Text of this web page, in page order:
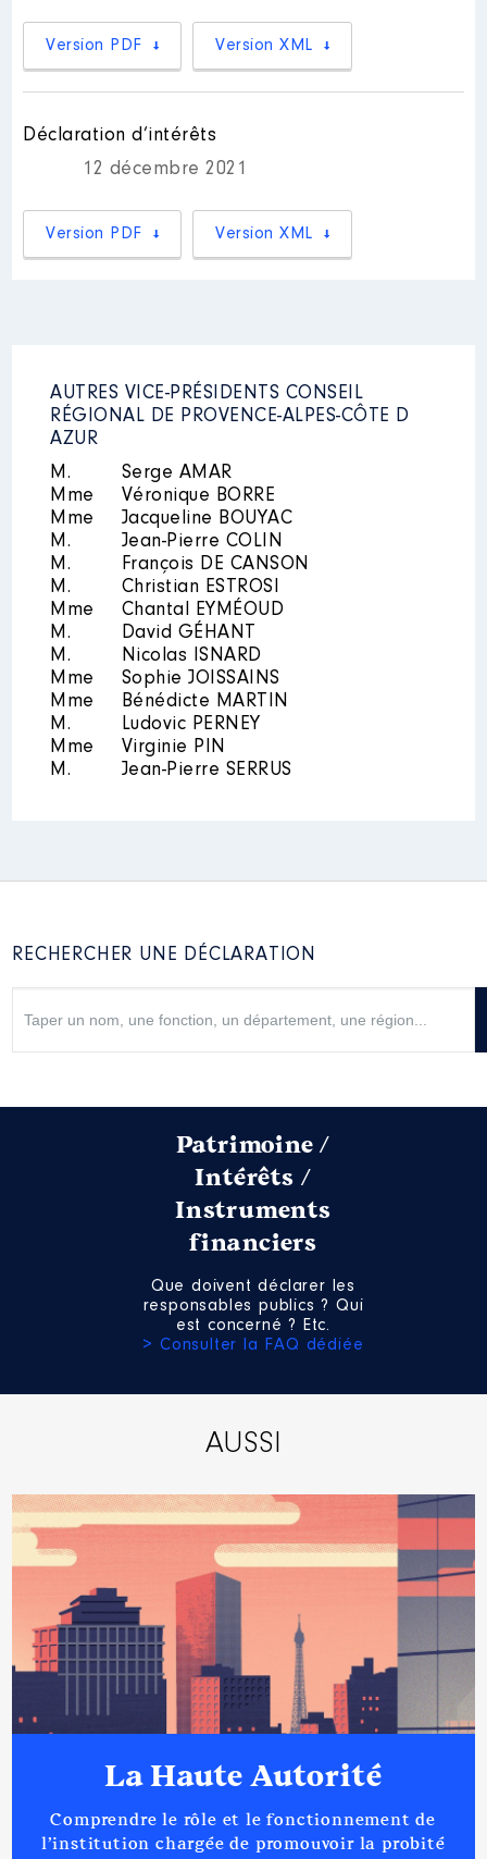
Année Montant Type
2021 0 €
Net
2022
0 € Net
Description: ADMINISTRATRICE
Rémunération ou gratification
Année Montant
2021 0 €
Net
2022
0 € Net
Description: MEMBRE BUREAU
ET CA
Organisme: GERONTOPOLE
2021 0 €
Net
COLLEGE DU CONSEIL DE
DEVELOPPEMENT
Organisme : GPMM │ De :
Année Montant Type
: PRESIDENTE
Organisme: CARIF OREF │ De :
07/2021 à
Rémunération ou gratification
2021 0 €
Net
Version PDF Version XML
Déclaration d’intérêts
12 décembre 2021
Version PDF Version XML
AUTRES VICE-PRÉSIDENTS CONSEIL
RÉGIONAL DE PROVENCE-ALPES-CÔTE D
AZUR
M.
Serge AMAR
Mme
Véronique BORRE
Mme
Jacqueline BOUYAC
M.
Jean-Pierre COLIN
M.
François DE CANSON
M.
Christian ESTROSI
Mme
Chantal EYMÉOUD
M.
David GÉHANT
M.
Nicolas ISNARD
Mme
Sophie JOISSAINS
Mme
Bénédicte MARTIN
M.
Ludovic PERNEY
Mme
Virginie PIN
M.
Jean-Pierre SERRUS
RECHERCHER UNE DÉCLARATION
Patrimoine /
Intérêts /
Instruments
financiers
Que doivent déclarer les
responsables publics ? Qui
est concerné ? Etc.
> Consulter la FAQ dédiée
AUSSI
La Haute Autorité
Comprendre le rôle et le fonctionnement de
l’institution chargée de promouvoir la probité